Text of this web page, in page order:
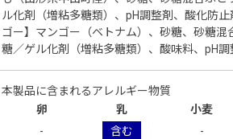
ル化剤（増粘多糖類）、pH調整剤、酸化防止
ゴー】マンゴー（ベトナム）、砂糖、砂糖混
糖／ゲル化剤（増粘多糖類）、酸味料、pH調
本製品に含まれるアレルギー物質
卵
乳 小麦
-
含む -